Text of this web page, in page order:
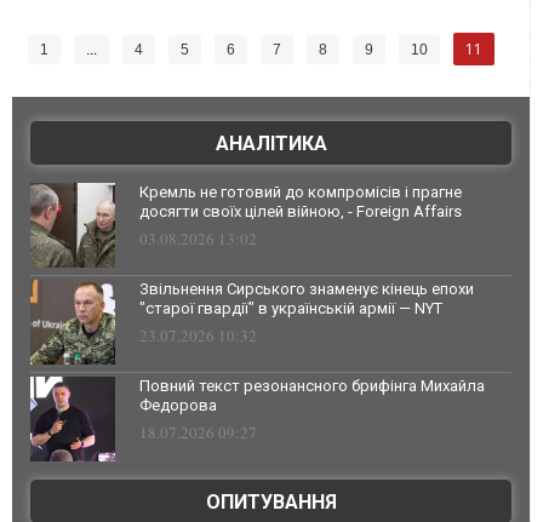
1 ... 4 5 6 7 8 9 10 11
АНАЛІТИКА
Кремль не готовий до компромісів і прагне
досягти своїх цілей війною, - Foreign Affairs
03.08.2026 13:02
Звільнення Сирського знаменує кінець епохи
"старої гвардії" в українській армії — NYT
23.07.2026 10:32
Повний текст резонансного брифінга Михайла
Федорова
18.07.2026 09:27
ОПИТУВАННЯ